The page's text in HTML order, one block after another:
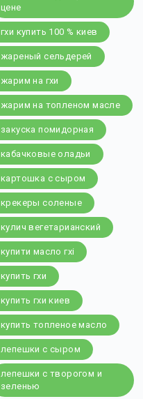
цене
гхи купить 100 % киев
жареный сельдерей
жарим на гхи
жарим на топленом масле
закуска помидорная
кабачковые оладьи
картошка с сыром
крекеры соленые
кулич вегетарианский
купити масло гхі
купить гхи
купить гхи киев
купить топленое масло
лепешки с сыром
лепешки с творогом и
зеленью